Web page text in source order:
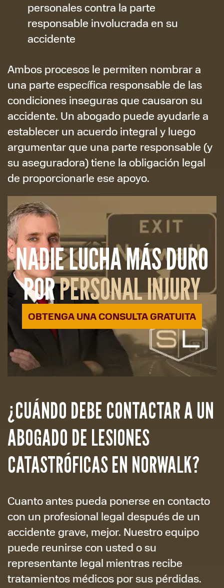
personales contra la parte
responsable involucrada en su
accidente
Ambos procesos le permiten nombrar a
una parte específica responsable de las
condiciones inseguras que causaron su
accidente. Un abogado puede ayudarle a
establecer un acuerdo integral y luego
argumentar que una parte responsable (y
su aseguradora) tiene la obligación legal
de proporcionarle ese apoyo.
NADIE LUCHA MÁS DURO
PORPERSONAL INJURY
OBTENGA UNA CONSULTA GRATUITA
¿CUÁNDO DEBE CONTACTAR A UN
ABOGADO DE LESIONES
CATASTRÓFICAS EN NORWALK?
Cuanto antes pueda ponerse en contacto
con un profesional legal después de un
accidente grave, mejor. Nuestro equipo
puede reunirse con usted o su
representante legal mientras recibe
tratamientos médicos por sus pérdidas.